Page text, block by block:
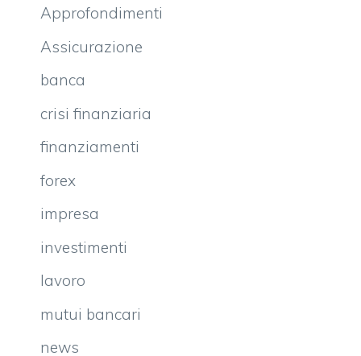
Approfondimenti
Assicurazione
banca
crisi finanziaria
finanziamenti
forex
impresa
investimenti
lavoro
mutui bancari
news